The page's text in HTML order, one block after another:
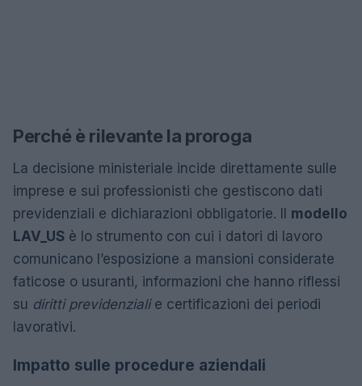
Perché è rilevante la proroga
La decisione ministeriale incide direttamente sulle
imprese e sui professionisti che gestiscono dati
previdenziali e dichiarazioni obbligatorie. Il modello
LAV_US è lo strumento con cui i datori di lavoro
comunicano l’esposizione a mansioni considerate
faticose o usuranti, informazioni che hanno riflessi
su diritti previdenzialie certificazioni dei periodi
lavorativi.
Impatto sulle procedure aziendali